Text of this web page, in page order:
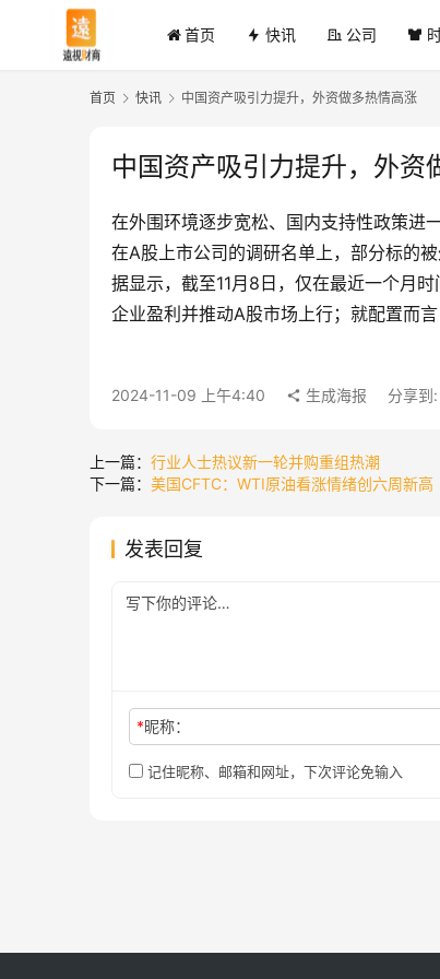
首页 快讯 公司
首页 快讯 中国资产吸引力提升，外资做多热情高涨
中国资产吸引力提升，外资
在外围环境逐步宽松、国内支持性政策进
在A股上市公司的调研名单上，部分标的
据显示，截至11月8日，仅在最近一个月
企业盈利并推动A股市场上行；就配置而
2024-11-09 上午4:40 生成海报 分享到:
上一篇： 行业人士热议新一轮并购重组热潮
下一篇： 美国CFTC：WTI原油看涨情绪创六周新高
发表回复
*昵称：
记住昵称、邮箱和网址，下次评论免输入